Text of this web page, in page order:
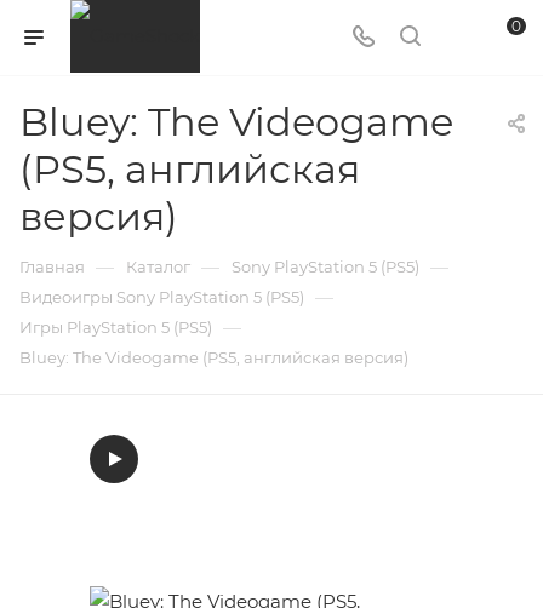
0
Bluey: The Videogame
(PS5, английская
версия)
Главная — Каталог — Sony PlayStation 5 (PS5) —
Видеоигры Sony PlayStation 5 (PS5) —
Игры PlayStation 5 (PS5) —
Bluey: The Videogame (PS5, английская версия)